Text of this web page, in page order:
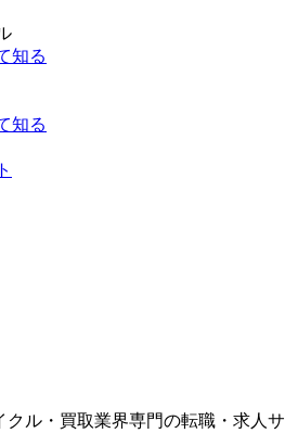
知る
知る
クル・買取業界専門の転職・求人サ